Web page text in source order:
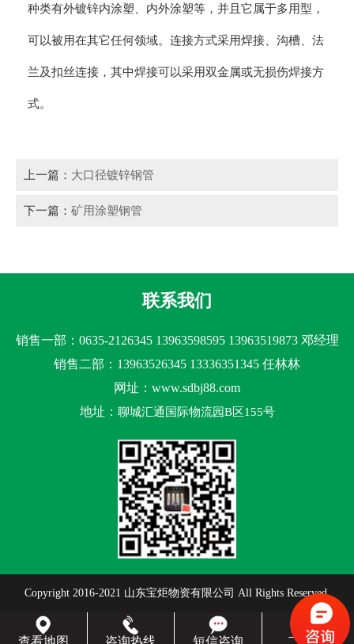
种类有外镀锌内涂塑、内外涂塑等，并且它属于多用型，
可以被用在其它任何领域。连接方式采用焊接、沟槽、法
兰及扣丝连接，其中焊接可以采用双金属或无损伤焊接方
式。
上一篇： 大口径镀锌钢管
下一篇： 矿用涂塑钢管
联系我们
销售一部：0635-2126345 13963598595 13963519873 邓经理
销售二部：13963526345 13336351345 任林林
网址：www.sdbj88.com
地址： 聊城汇通国际物流园B区155号
Copyright 2016-2021 山东宝炬物资有限公司 All Rights Reserved.
查看地图 咨询热线 短信咨询 二维码